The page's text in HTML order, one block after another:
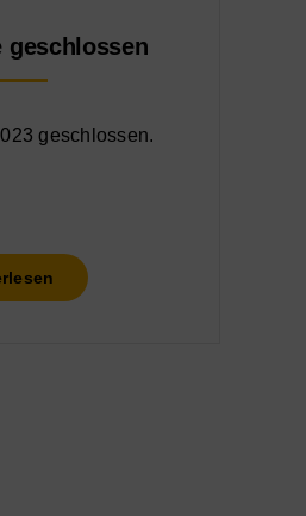
geschlossen
geschlossen.